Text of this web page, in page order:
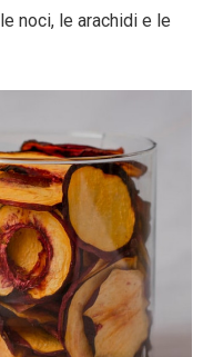
noci, le arachidi e le